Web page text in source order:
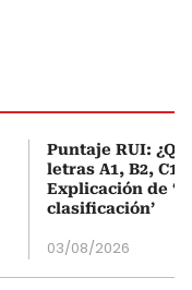
Puntaje RUI:
letras A1, B2, C1
Explicación de
clasificación’
03/08/2026